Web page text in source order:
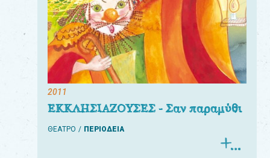
2011
ΕΚΚΛΗΣΙΑΖΟΥΣΕΣ - Σαν παραμύθι
ΘΕΑΤΡΟ ΠΕΡΙΟΔΕΙΑ